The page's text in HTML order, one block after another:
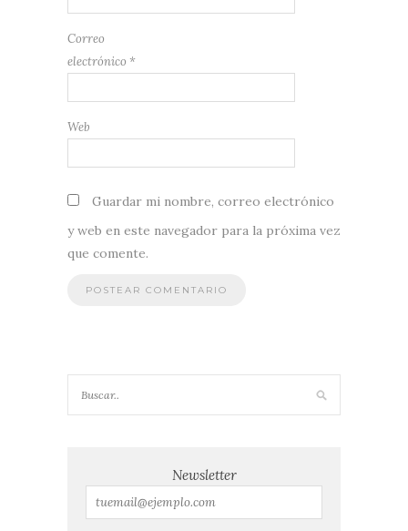
Correo
electrónico *
Web
Guardar mi nombre, correo electrónico
y web en este navegador para la próxima vez
que comente.
Newsletter